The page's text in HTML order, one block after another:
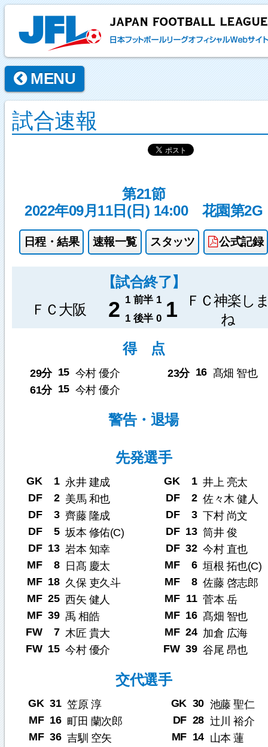
MENU
試合速報
第21節
2022年09月11日(日) 14:00
花園第2G
日程・結果 速報一覧 スタッツ 公式記録
【試合終了】
ＦＣ大阪
2 1 前半 1 1
ＦＣ神楽し
ね
1 後半 0
得 点
29分 15 今村 優介
61分 15 今村 優介
23分 16 髙畑 智也
警告・退場
先発選手
GK 1 永井 建成
DF
2 美馬 和也
DF
3 齊藤 隆成
DF
5 坂本 修佑(C)
DF 13 岩本 知幸
MF
8
日髙 慶太
MF 18 久保 吏久斗
MF 25 西矢 健人
MF 39 禹 相皓
FW
7 木匠 貴大
FW 15 今村 優介
GK 1 井上 亮太
DF
2 佐々木 健人
DF
3 下村 尚文
DF 13 筒井 俊
DF 32 今村 直也
MF
6 垣根 拓也(C)
MF
8 佐藤 啓志郎
MF 11 菅本 岳
MF 16 髙畑 智也
MF 24 加倉 広海
FW 39 谷尾 昂也
交代選手
GK 31 笠原 淳
MF 16 町田 蘭次郎
MF 36 吉馴 空矢
GK 30 池藤 聖仁
DF 28 辻川 裕介
MF 14 山本 蓮